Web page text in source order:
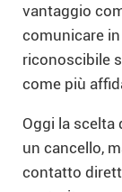
vantaggio
comunicare
riconoscibile
come più
Oggi la scelta
un cancello,
contatto